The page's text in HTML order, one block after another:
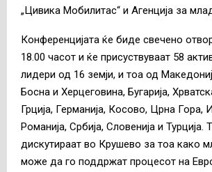
„Цивика Мобилитас“ и Агенција за
Конференцијата ќе биде свечено
18.00 часот и ќе присуствуваат 58
лидери од 16 земји, и тоа од
Босна и Херцеговина, Бугарија,
Грција, Германија, Косово, Црна Гора,
Романија, Србија, Словенија и Турција.
дискутираат во Крушево за тоа како
може да го поддржат процесот на